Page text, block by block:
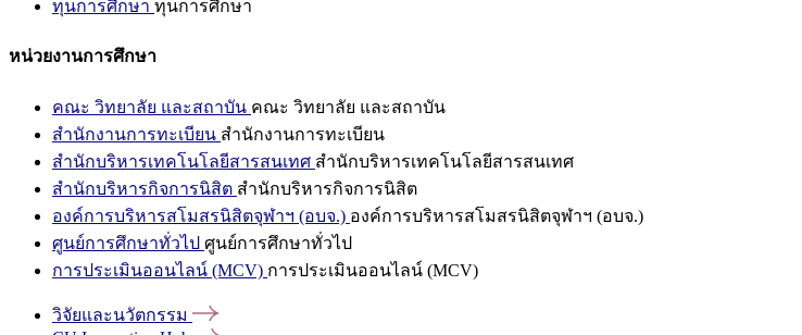
ทุนการศึกษา ทุนการศึกษา
หน่วยงานการศึกษา
คณะ วิทยาลัย และสถาบัน คณะ วิทยาลัย และสถาบัน
สำนักงานการทะเบียน สำนักงานการทะเบียน
สำนักบริหารเทคโนโลยีสารสนเทศ สำนักบริหารเทคโนโลยีสารสนเทศ
สำนักบริหารกิจการนิสิต สำนักบริหารกิจการนิสิต
องค์การบริหารสโมสรนิสิตจุฬาฯ (อบจ.) องค์การบริหารสโมสรนิสิตจุฬาฯ (อบจ.)
ศูนย์การศึกษาทั่วไป ศูนย์การศึกษาทั่วไป
การประเมินออนไลน์ (MCV) การประเมินออนไลน์ (MCV)
วิจัยและนวัตกรรม